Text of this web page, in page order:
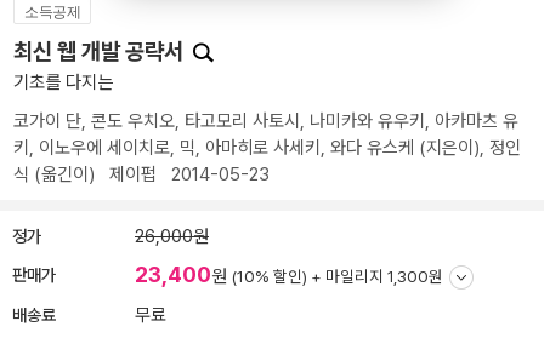
소득공제
최신 웹 개발 공략서
기초를 다지는
코가이 단, 콘도 우치오, 타고모리 사토시 , 나미카와 유우키 , 아카마츠 유
키 , 이노우에 세이치로, 믹, 아마히로 사세키 , 와다 유스케 (지은이), 정인
식 (옮긴이) 제이펍 2014-05-23
정가 26,000원
판매가 23,400원 (10% 할인) + 마일리지 1,300원
배송료 무료